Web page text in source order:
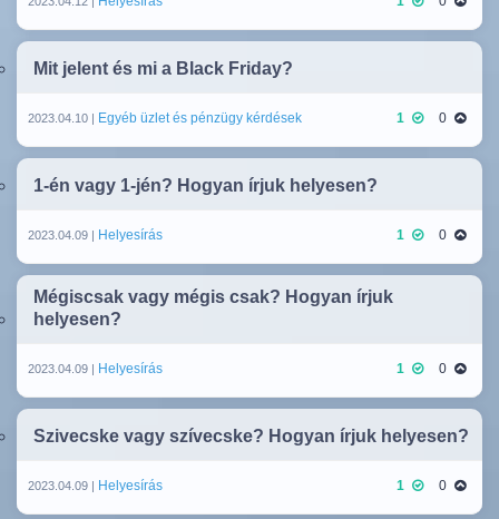
Mit jelent és mi a Black Friday?
2023.04.10 | Egyéb üzlet és pénzügy kérdések 1 0
1-én vagy 1-jén? Hogyan írjuk helyesen?
2023.04.09 | Helyesírás 1 0
Mégiscsak vagy mégis csak? Hogyan írjuk
helyesen?
2023.04.09 | Helyesírás 1 0
Szivecske vagy szívecske? Hogyan írjuk helyesen?
2023.04.09 | Helyesírás 1 0